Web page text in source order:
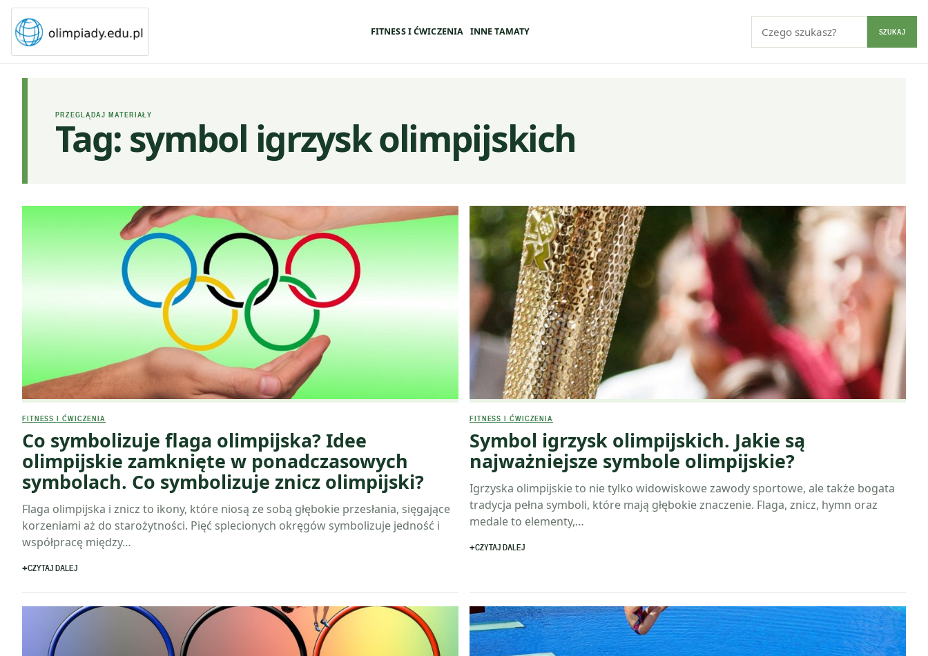
FITNESS I ĆWICZENIA INNE TAMATY SZUKAJ
PRZEGLĄDAJ MATERIAŁY
Tag: symbol igrzysk olimpijskich
FITNESS I ĆWICZENIA
Co symbolizuje flaga olimpijska? Idee
olimpijskie zamknięte w ponadczasowych
symbolach. Co symbolizuje znicz olimpijski?
Flaga olimpijska i znicz to ikony, które niosą ze sobą głębokie przesłania, sięgające
korzeniami aż do starożytności. Pięć splecionych okręgów symbolizuje jedność i
współpracę między…
CZYTAJ DALEJ
FITNESS I ĆWICZENIA
Symbol igrzysk olimpijskich. Jakie są
najważniejsze symbole olimpijskie?
Igrzyska olimpijskie to nie tylko widowiskowe zawody sportowe, ale także bogata
tradycja pełna symboli, które mają głębokie znaczenie. Flaga, znicz, hymn oraz
medale to elementy,…
CZYTAJ DALEJ